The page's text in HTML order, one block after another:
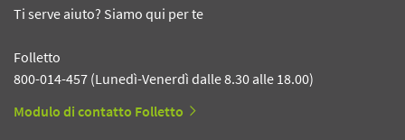
Ti serve aiuto? Siamo qui per te
Folletto
800-014-457 (Lunedì-Venerdì dalle 8.30 alle 18.00)
Modulo di contatto Folletto